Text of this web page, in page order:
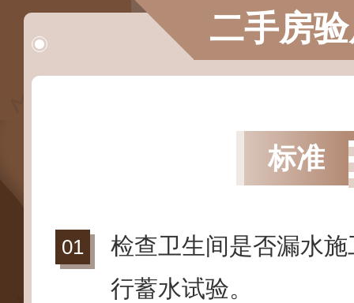
二手房
标准
检查卫生间是否漏水
行蓄水试验。